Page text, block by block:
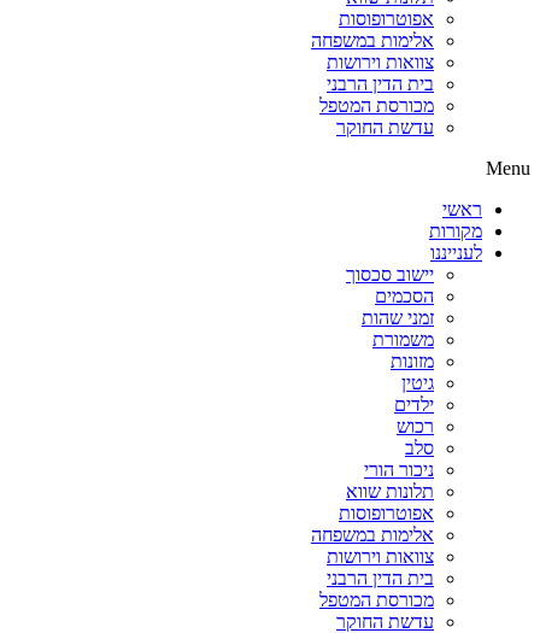
אפוטרופוסות
אלימות במשפחה
צוואות וירושות
בית הדין הרבני
מכורסת המטפל
עדשת החוקר
Menu
ראשי
מקורות
לענייננו
יישוב סכסוך
הסכמים
זמני שהות
משמורת
מזונות
גיטין
ילדים
רכוש
סלב
ניכור הורי
תלונות שווא
אפוטרופוסות
אלימות במשפחה
צוואות וירושות
בית הדין הרבני
מכורסת המטפל
עדשת החוקר